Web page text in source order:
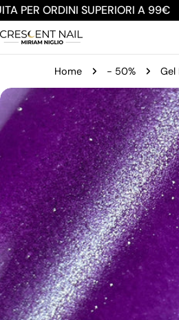
Salta
contenuto
PER ORDINI SUPERIORI A 99€
Home - 50% Gel
Passa
alle
informazioni
prodotto
supporto 0 in modalità modale